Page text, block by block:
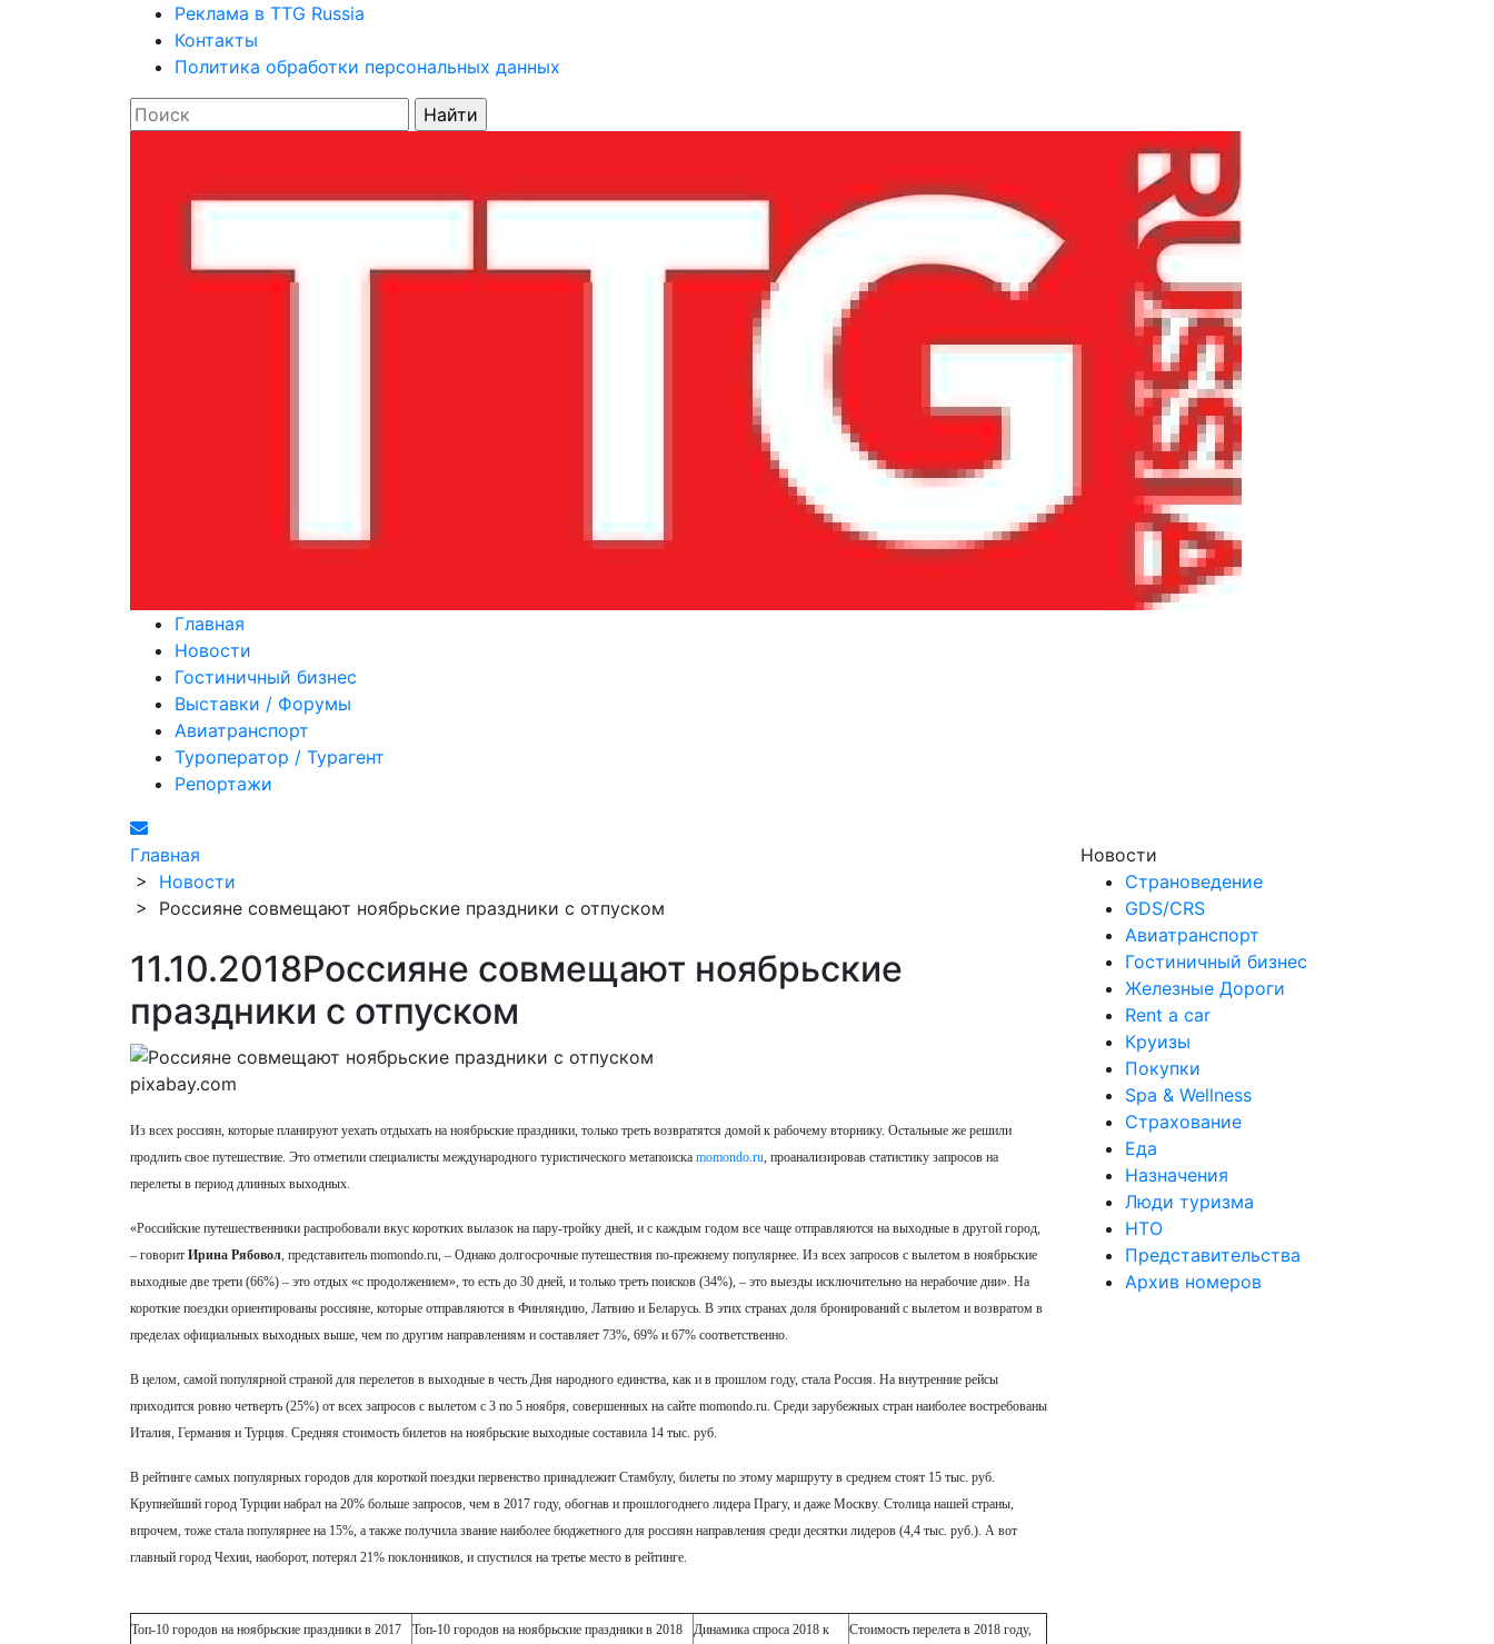
Реклама в TTG Russia
Контакты
Политика обработки персональных данных
Главная
Новости
Гостиничный бизнес
Выставки / Форумы
Авиатранспорт
Туроператор / Турагент
Репортажи
Главная
> Новости
> Россияне совмещают ноябрьские праздники с отпуском
11.10.2018Россияне совмещают ноябрьские
праздники с отпуском
pixabay.com
Из всех россиян, которые планируют уехать отдыхать на ноябрьские праздники, только треть возвратятся домой к рабочему вторнику. Остальные же решили
продлить свое путешествие. Это отметили специалисты международного туристического метапоиска momondo.ru , проанализировав статистику запросов на
перелеты в период длинных выходных.
«Российские путешественники распробовали вкус коротких вылазок на пару-тройку дней, и с каждым годом все чаще отправляются на выходные в другой город,
– говорит Ирина Рябовол , представитель momondo.ru, – Однако долгосрочные путешествия по-прежнему популярнее. Из всех запросов с вылетом в ноябрьские
выходные две трети (66%) – это отдых «с продолжением», то есть до 30 дней, и только треть поисков (34%), – это выезды исключительно на нерабочие дни». На
короткие поездки ориентированы россияне, которые отправляются в Финляндию, Латвию и Беларусь. В этих странах доля бронирований с вылетом и возвратом в
пределах официальных выходных выше, чем по другим направлениям и составляет 73%, 69% и 67% соответственно.
В целом, самой популярной страной для перелетов в выходные в честь Дня народного единства, как и в прошлом году, стала Россия. На внутренние рейсы
приходится ровно четверть (25%) от всех запросов с вылетом с 3 по 5 ноября, совершенных на сайте momondo.ru . Среди зарубежных стран наиболее востребованы
Италия, Германия и Турция. Средняя стоимость билетов на ноябрьские выходные составила 14 тыс. руб.
В рейтинге самых популярных городов для короткой поездки первенство принадлежит Стамбулу, билеты по этому маршруту в среднем стоят 15 тыс. руб.
Крупнейший город Турции набрал на 20% больше запросов, чем в 2017 году, обогнав и прошлогоднего лидера Прагу, и даже Москву. Столица нашей страны,
впрочем, тоже стала популярнее на 15%, а также получила звание наиболее бюджетного для россиян направления среди десятки лидеров (4,4 тыс. руб.). А вот
главный город Чехии, наоборот, потерял 21% поклонников, и спустился на третье место в рейтинге.
Топ-10 городов на ноябрьские праздники в 2017
Топ-10 городов на ноябрьские праздники в 2018
Динамика спроса 2018 к
Стоимость перелета в 2018 году,
Новости
Страноведение
GDS/CRS
Авиатранспорт
Гостиничный бизнес
Железные Дороги
Rent a car
Круизы
Покупки
Spa & Wellness
Страхование
Еда
Назначения
Люди туризма
НТО
Представительства
Архив номеров